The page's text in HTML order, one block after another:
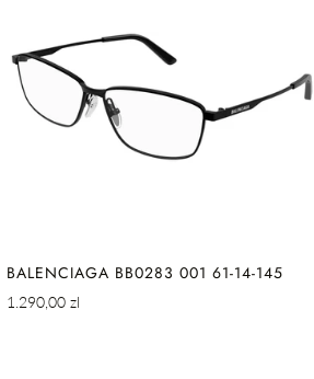
BALENCIAGA BB0283 001 61-14-145
Cena
1.290,00 zl